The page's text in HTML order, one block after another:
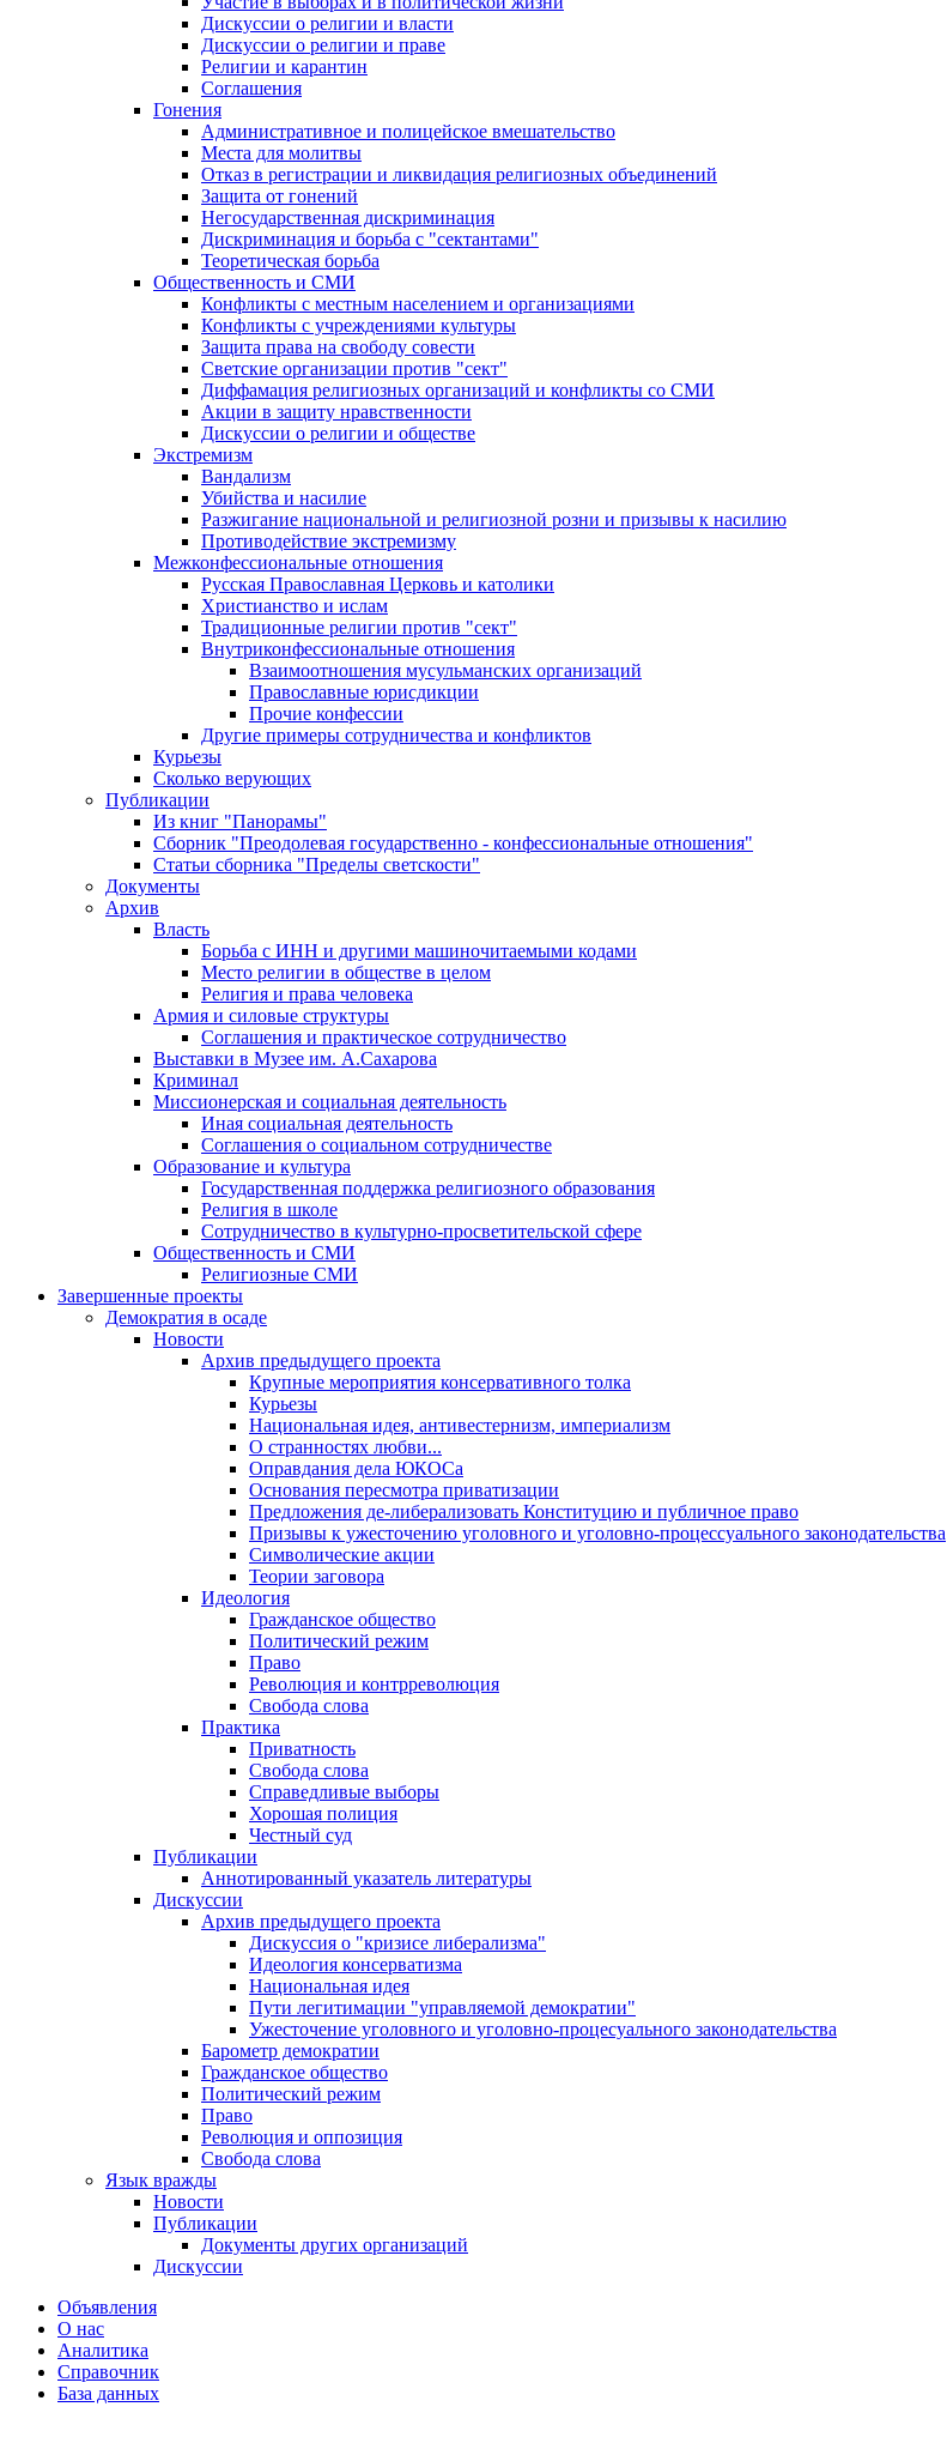
Дискуссии о религии и власти
Дискуссии о религии и праве
Религии и карантин
Соглашения
Гонения
Административное и полицейское вмешательство
Места для молитвы
Отказ в регистрации и ликвидация религиозных объединений
Защита от гонений
Негосударственная дискриминация
Дискриминация и борьба с "сектантами"
Теоретическая борьба
Общественность и СМИ
Конфликты с местным населением и организациями
Конфликты с учреждениями культуры
Защита права на свободу совести
Светские организации против "сект"
Диффамация религиозных организаций и конфликты со СМИ
Акции в защиту нравственности
Дискуссии о религии и обществе
Экстремизм
Вандализм
Убийства и насилие
Разжигание национальной и религиозной розни и призывы к насилию
Противодействие экстремизму
Межконфессиональные отношения
Русская Православная Церковь и католики
Христианство и ислам
Традиционные религии против "сект"
Внутриконфессиональные отношения
Взаимоотношения мусульманских организаций
Православные юрисдикции
Прочие конфессии
Другие примеры сотрудничества и конфликтов
Курьезы
Сколько верующих
Публикации
Из книг "Панорамы"
Сборник "Преодолевая государственно - конфессиональные отношения"
Статьи сборника "Пределы светскости"
Документы
Архив
Власть
Борьба с ИНН и другими машиночитаемыми кодами
Место религии в обществе в целом
Религия и права человека
Армия и силовые структуры
Соглашения и практическое сотрудничество
Выставки в Музее им. А.Сахарова
Криминал
Миссионерская и социальная деятельность
Иная социальная деятельность
Соглашения о социальном сотрудничестве
Образование и культура
Государственная поддержка религиозного образования
Религия в школе
Сотрудничество в культурно-просветительской сфере
Общественность и СМИ
Религиозные СМИ
Завершенные проекты
Демократия в осаде
Новости
Архив предыдущего проекта
Крупные мероприятия консервативного толка
Курьезы
Национальная идея, антивестернизм, империализм
О странностях любви...
Оправдания дела ЮКОСа
Основания пересмотра приватизации
Предложения де-либерализовать Конституцию и публичное право
Призывы к ужесточению уголовного и уголовно-процессуального законодательства
Символические акции
Теории заговора
Идеология
Гражданское общество
Политический режим
Право
Революция и контрреволюция
Свобода слова
Практика
Приватность
Свобода слова
Справедливые выборы
Хорошая полиция
Честный суд
Публикации
Аннотированный указатель литературы
Дискуссии
Архив предыдущего проекта
Дискуссия о "кризисе либерализма"
Идеология консерватизма
Национальная идея
Пути легитимации "управляемой демократии"
Ужесточение уголовного и уголовно-процесуального законодательства
Барометр демократии
Гражданское общество
Политический режим
Право
Революция и оппозиция
Свобода слова
Язык вражды
Новости
Публикации
Документы других организаций
Дискуссии
Объявления
О нас
Аналитика
Справочник
База данных